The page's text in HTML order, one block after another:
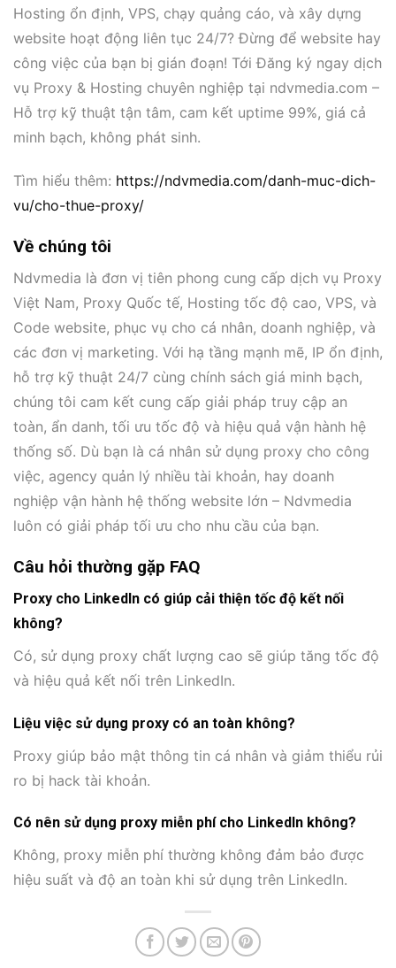
Hosting ổn định, VPS, chạy quảng cáo, và xây dựng
website hoạt động liên tục 24/7? Đừng để website hay
công việc của bạn bị gián đoạn! Tới Đăng ký ngay dịch
vụ Proxy & Hosting chuyên nghiệp tại ndvmedia.com –
Hỗ trợ kỹ thuật tận tâm, cam kết uptime 99%, giá cả
minh bạch, không phát sinh.
Tìm hiểu thêm: https://ndvmedia.com/danh-muc-dich-
vu/cho-thue-proxy/
Về chúng tôi
Ndvmedia là đơn vị tiên phong cung cấp dịch vụ Proxy
Việt Nam, Proxy Quốc tế, Hosting tốc độ cao, VPS, và
Code website, phục vụ cho cá nhân, doanh nghiệp, và
các đơn vị marketing. Với hạ tầng mạnh mẽ, IP ổn định,
hỗ trợ kỹ thuật 24/7 cùng chính sách giá minh bạch,
chúng tôi cam kết cung cấp giải pháp truy cập an
toàn, ẩn danh, tối ưu tốc độ và hiệu quả vận hành hệ
thống số. Dù bạn là cá nhân sử dụng proxy cho công
việc, agency quản lý nhiều tài khoản, hay doanh
nghiệp vận hành hệ thống website lớn – Ndvmedia
luôn có giải pháp tối ưu cho nhu cầu của bạn.
Câu hỏi thường gặp FAQ
Proxy cho LinkedIn có giúp cải thiện tốc độ kết nối
không?
Có, sử dụng proxy chất lượng cao sẽ giúp tăng tốc độ
và hiệu quả kết nối trên LinkedIn.
Liệu việc sử dụng proxy có an toàn không?
Proxy giúp bảo mật thông tin cá nhân và giảm thiểu rủi
ro bị hack tài khoản.
Có nên sử dụng proxy miễn phí cho LinkedIn không?
Không, proxy miễn phí thường không đảm bảo được
hiệu suất và độ an toàn khi sử dụng trên LinkedIn.